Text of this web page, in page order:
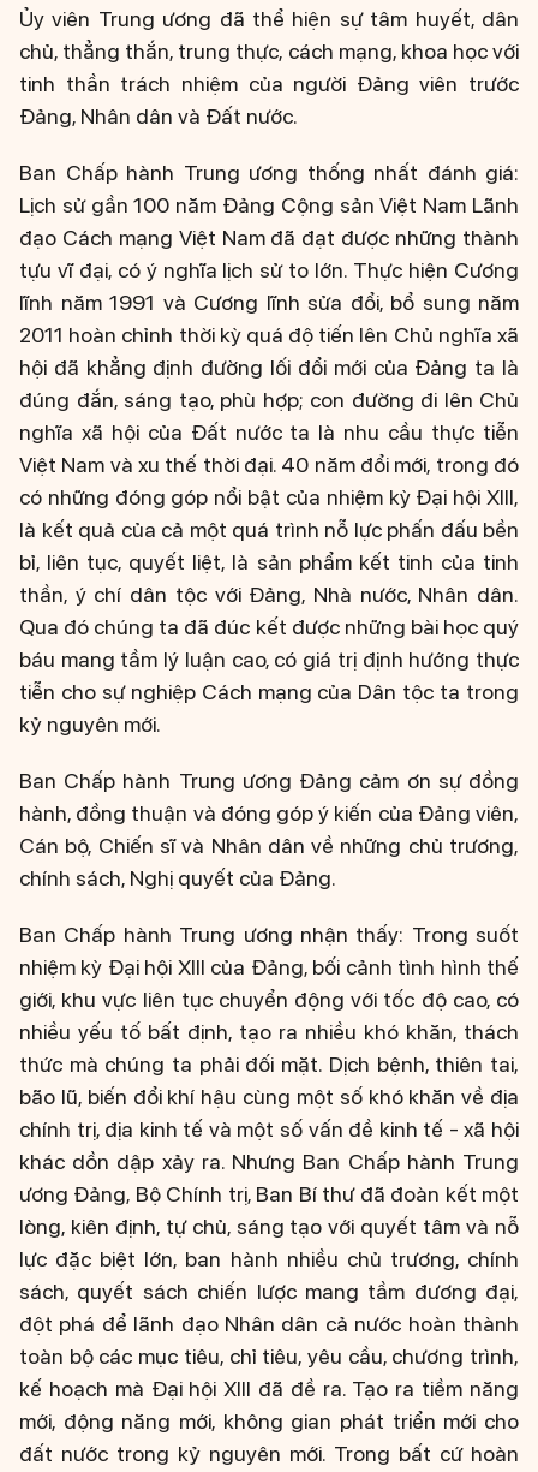
Ủy viên Trung ương đã thể hiện sự tâm huyết, dân
chủ, thẳng thắn, trung thực, cách mạng, khoa học với
tinh thần trách nhiệm của người Đảng viên trước
Đảng, Nhân dân và Đất nước.
Ban Chấp hành Trung ương thống nhất đánh giá:
Lịch sử gần 100 năm Đảng Cộng sản Việt Nam Lãnh
đạo Cách mạng Việt Nam đã đạt được những thành
tựu vĩ đại, có ý nghĩa lịch sử to lớn. Thực hiện Cương
lĩnh năm 1991 và Cương lĩnh sửa đổi, bổ sung năm
2011 hoàn chỉnh thời kỳ quá độ tiến lên Chủ nghĩa xã
hội đã khẳng định đường lối đổi mới của Đảng ta là
đúng đắn, sáng tạo, phù hợp; con đường đi lên Chủ
nghĩa xã hội của Đất nước ta là nhu cầu thực tiễn
Việt Nam và xu thế thời đại. 40 năm đổi mới, trong đó
có những đóng góp nổi bật của nhiệm kỳ Đại hội XIII,
là kết quả của cả một quá trình nỗ lực phấn đấu bền
bỉ, liên tục, quyết liệt, là sản phẩm kết tinh của tinh
thần, ý chí dân tộc với Đảng, Nhà nước, Nhân dân.
Qua đó chúng ta đã đúc kết được những bài học quý
báu mang tầm lý luận cao, có giá trị định hướng thực
tiễn cho sự nghiệp Cách mạng của Dân tộc ta trong
kỷ nguyên mới.
Ban Chấp hành Trung ương Đảng cảm ơn sự đồng
hành, đồng thuận và đóng góp ý kiến của Đảng viên,
Cán bộ, Chiến sĩ và Nhân dân về những chủ trương,
chính sách, Nghị quyết của Đảng.
Ban Chấp hành Trung ương nhận thấy: Trong suốt
nhiệm kỳ Đại hội XIII của Đảng, bối cảnh tình hình thế
giới, khu vực liên tục chuyển động với tốc độ cao, có
nhiều yếu tố bất định, tạo ra nhiều khó khăn, thách
thức mà chúng ta phải đối mặt. Dịch bệnh, thiên tai,
bão lũ, biến đổi khí hậu cùng một số khó khăn về địa
chính trị, địa kinh tế và một số vấn đề kinh tế - xã hội
khác dồn dập xảy ra. Nhưng Ban Chấp hành Trung
ương Đảng, Bộ Chính trị, Ban Bí thư đã đoàn kết một
lòng, kiên định, tự chủ, sáng tạo với quyết tâm và nỗ
lực đặc biệt lớn, ban hành nhiều chủ trương, chính
sách, quyết sách chiến lược mang tầm đương đại,
đột phá để lãnh đạo Nhân dân cả nước hoàn thành
toàn bộ các mục tiêu, chỉ tiêu, yêu cầu, chương trình,
kế hoạch mà Đại hội XIII đã đề ra. Tạo ra tiềm năng
mới, động năng mới, không gian phát triển mới cho
đất nước trong kỷ nguyên mới. Trong bất cứ hoàn